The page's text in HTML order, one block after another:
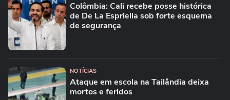
Colômbia: Cali recebe posse histórica
de De La Espriella sob forte esquema
de segurança
NOTÍCIAS
Ataque em escola na Tailândia deixa
mortos e feridos